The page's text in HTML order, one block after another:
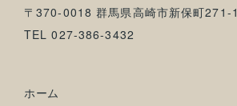
〒370-0018 群馬県高崎市新保町271-1
TEL 027-386-3432
ホーム